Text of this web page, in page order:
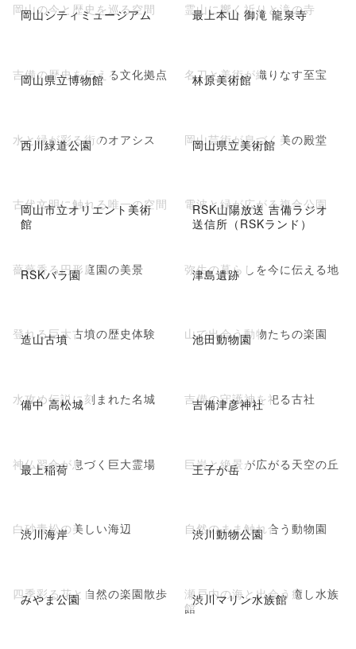
岡山シティミュージアム
岡山の今と歴史を巡る空間 最上本山 御滝 龍泉寺
霊山に響く祈りと滝の寺
岡山県立博物館
吉備の歴史を伝える文化拠点 林原美術館
名刀と美術が織りなす至宝
西川緑道公園
水と緑が彩る街のオアシス 岡山県立美術館
岡山芸術が息づく美の殿堂
岡山市立オリエント美術
館
古代文明に触れる唯一の空間
RSK山陽放送 吉備ラジオ
送信所（RSKランド）
電波と緑が広がる複合公園
RSKバラ園
薔薇香る円形庭園の美景 津島遺跡
弥生の暮らしを今に伝える地
造山古墳
登れる巨大古墳の歴史体験 池田動物園
山で出会う動物たちの楽園
備中 高松城
水攻め伝説に刻まれた名城 吉備津彦神社
吉備の守護神を祀る古社
最上稲荷
神仏習合が息づく巨大霊場 王子が岳
巨岩と絶景が広がる天空の丘
渋川海岸
白砂青松の美しい海辺 渋川動物公園
自然のまま触れ合う動物園
みやま公園
四季彩る花と自然の楽園散歩 渋川マリン水族館
瀬戸内の海と出会う癒し水族
館